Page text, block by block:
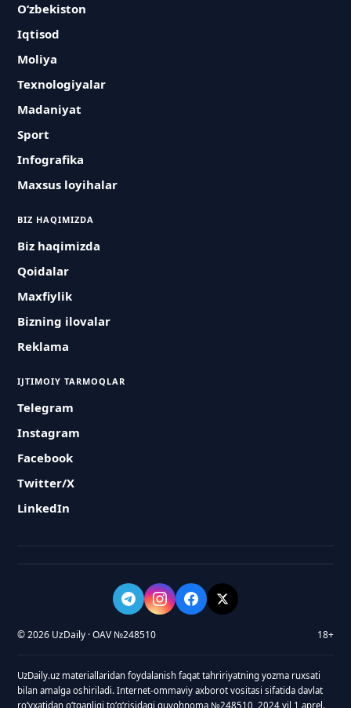
O‘zbekiston
Iqtisod
Moliya
Texnologiyalar
Madaniyat
Sport
Infografika
Maxsus loyihalar
BIZ HAQIMIZDA
Biz haqimizda
Qoidalar
Maxfiylik
Bizning ilovalar
Reklama
IJTIMOIY TARMOQLAR
Telegram
Instagram
Facebook
Twitter/X
LinkedIn
© 2026 UzDaily · OAV №248510 18+
UzDaily.uz materiallaridan foydalanish faqat tahririyatning yozma ruxsati
bilan amalga oshiriladi. Internet-ommaviy axborot vositasi sifatida davlat
roʻyxatidan oʻtganligi toʻgʻrisidagi guvohnoma №248510, 2024 yil 1 aprel.